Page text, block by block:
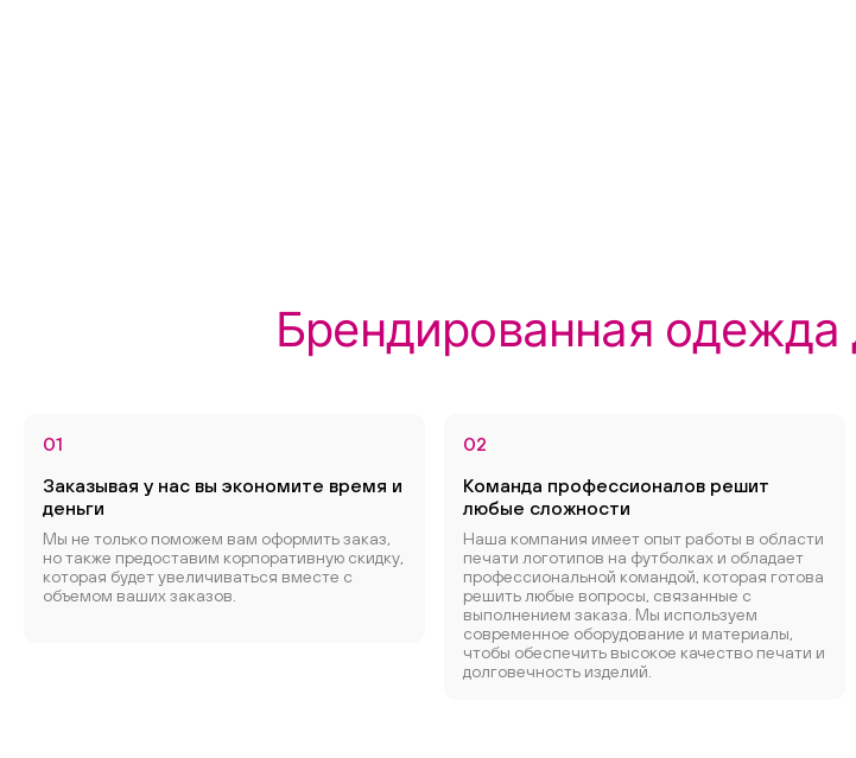
Брендированная
цвета форменной одежды в тон айдентики вашего бренда.
01
Заказывая у нас вы экономите время и
деньги
Мы не только поможем вам оформить заказ,
но также предоставим корпоративную скидку,
которая будет увеличиваться вместе с
объемом ваших заказов.
02
Команда профессионалов решит
любые сложности
Наша компания имеет опыт работы в области
печати логотипов на футболках и обладает
профессиональной командой, которая готова
решить любые вопросы, связанные с
выполнением заказа. Мы используем
современное оборудование и материалы,
чтобы обеспечить высокое качество печати и
долговечность изделий.